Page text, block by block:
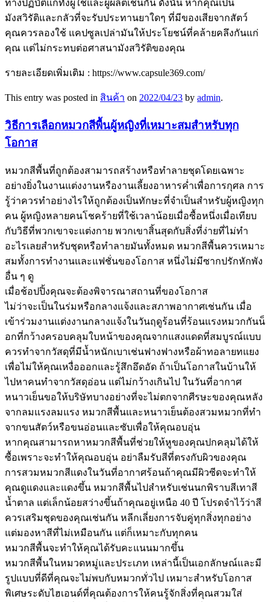
ทางปฏิบัติแก่ทั้งผู้ใช้และผู้ผลิตเช่นกัน ดังนั้น หากคุณเป็น
มังสวิรัติและกลัวที่จะรับประทานยาใดๆ ที่มีของเสียจากสัตว์
คุณควรลองใช้ แคปซูลเปล่ามันให้ประโยชน์ที่คล้ายคลึงกันแก่
คุณ แต่ไม่กระทบต่อศาสนามังสวิรัติของคุณ
รายละเอียดเพิ่มเติม : https://www.capsule369.com/
This entry was posted in สินค้า on 2022/04/23 by admin.
วิธีการเลือกหมวกสีพื้นผู้หญิงที่เหมาะสมสำหรับทุก
โอกาส
หมวกสีพื้นที่ถูกต้องสามารถสร้างหรือทำลายชุดโดยเฉพาะ
อย่างยิ่งในงานแต่งงานหรืองานเลี้ยงอาหารค่ำเพื่อการกุศล การ
รู้ว่าควรทำอย่างไรให้ถูกต้องเป็นทักษะที่จำเป็นสำหรับผู้หญิงทุก
คน ผู้หญิงหลายคนโชคร้ายที่ใช้เวลาน้อยเมื่อซื้อหนึ่งเมื่อเทียบ
กับวิธีที่พวกเขาจะแต่งกาย พวกเขาสิ้นสุดกับสิ่งที่ง่ายที่ไม่ทำ
อะไรเลยสำหรับชุดหรือทำลายมันทั้งหมด หมวกสีพื้นควรเหมาะ
สมทั้งการทำงานและแฟชั่นของโอกาส หนึ่งไม่มีซากปรักหักพัง
อื่น ๆ ดู
เมื่อช้อปปิ้งคุณจะต้องพิจารณาสถานที่ของโอกาส
ไม่ว่าจะเป็นในร่มหรือกลางแจ้งและสภาพอากาศเช่นกัน เมื่อ
เข้าร่วมงานแต่งงานกลางแจ้งในวันฤดูร้อนที่ร้อนแรงหมวกกันน็
อกที่กว้างครอบคลุมใบหน้าของคุณจากแสงแดดที่สมบูรณ์แบบ
ควรทำจากวัสดุที่มีน้ำหนักเบาเช่นฟางฟางหรือผ้าทอลายทแยง
เพื่อไม่ให้คุณเหงื่อออกและรู้สึกอึดอัด ถ้าเป็นโอกาสในบ้านให้
ไปหาคนทำจากวัสดุอ่อน แต่ไม่กว้างเกินไป ในวันที่อากาศ
หนาวเย็นขอให้บริษัทบางอย่างที่จะไม่ตกจากศีรษะของคุณหลัง
จากลมแรงลมแรง หมวกสีพื้นและหนาวเย็นต้องสวมหมวกที่ทำ
จากขนสัตว์หรือขนอ่อนและซับเพื่อให้คุณอบอุ่น
หากคุณสามารถหาหมวกสีพื้นที่ช่วยให้หูของคุณปกคลุมได้ให้
ซื้อเพราะจะทำให้คุณอบอุ่น อย่าลืมรับสีที่ตรงกับผิวของคุณ
การสวมหมวกสีแดงในวันที่อากาศร้อนถ้าคุณมีผิวซีดจะทำให้
คุณดูแดงและแดงขึ้น หมวกสีพื้นไปสำหรับเช่นนกพิราบสีเทาสี
น้ำตาล แต่เล็กน้อยสว่างขึ้นถ้าคุณอยู่เหนือ 40 ปี โปรดจำไว้ว่าสี
ควรเสริมชุดของคุณเช่นกัน หลีกเลี่ยงการจับคู่ทุกสิ่งทุกอย่าง
แต่มองหาสีที่ไม่เหมือนกัน แต่ก็เหมาะกับทุกคน
หมวกสีพื้นจะทำให้คุณได้รับคะแนนมากขึ้น
หมวกสีพื้นในหมวดหมู่และประเภท เหล่านี้เป็นเอกลักษณ์และมี
รูปแบบที่ดีที่คุณจะไม่พบกับหมวกทั่วไป เหมาะสำหรับโอกาส
พิเศษระดับไฮเอนด์ที่คุณต้องการให้คนรู้จักสิ่งที่คุณสวมใส่